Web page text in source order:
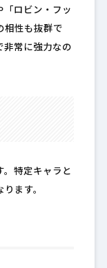
「ロビン・フッ
相性も抜群で
非常に強力なの
。特定キャラと
ます。